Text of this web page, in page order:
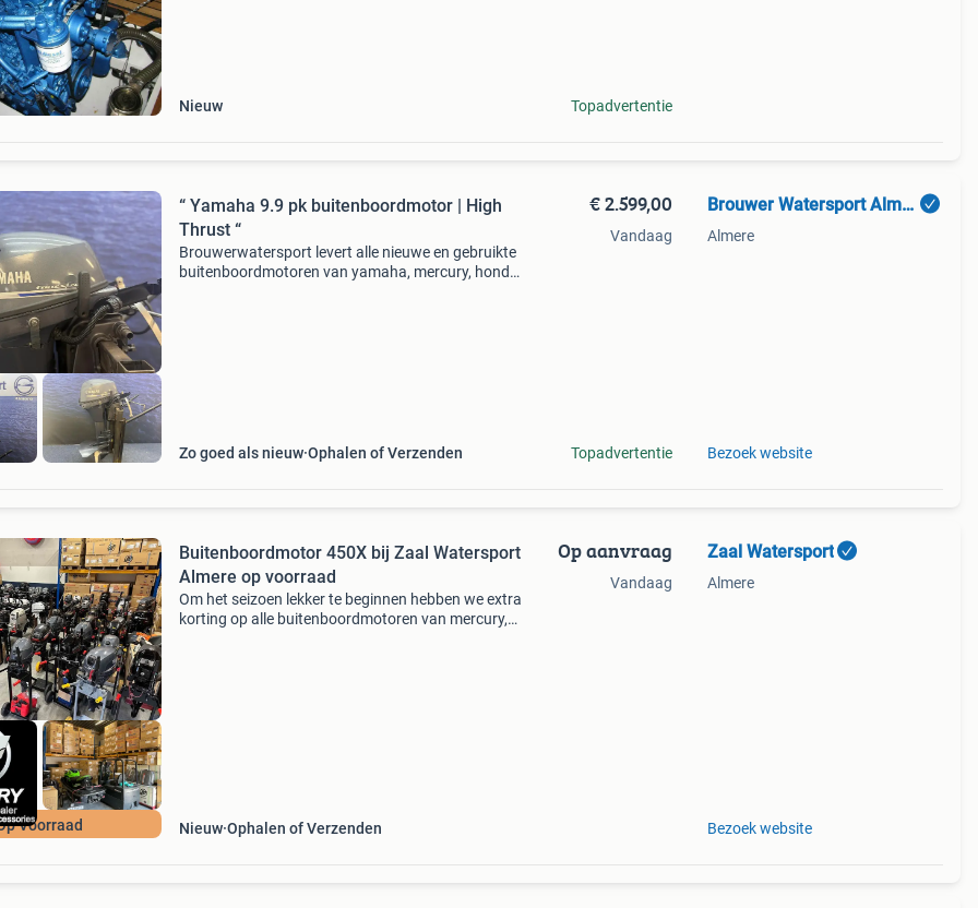
Nieuw Topadvertentie
“ Yamaha 9.9 pk buitenboordmotor | High
Thrust “
Brouwerwatersport levert alle nieuwe en gebruikte
buitenboordmotoren van yamaha, mercury, honda,
Zo goed als nieuw Ophalen of Verzenden
€ 2.599,00
Vandaag
Topadvertentie
Brouwer Watersport Almere
Almere
Bezoek website
Voorraad
Buitenboordmotor 450X bij Zaal Watersport
Almere op voorraad
Om het seizoen lekker te beginnen hebben we extra
korting op alle buitenboordmotoren van mercury,
Nieuw Ophalen of Verzenden
Op aanvraag
Vandaag
Zaal Watersport
Almere
Bezoek website